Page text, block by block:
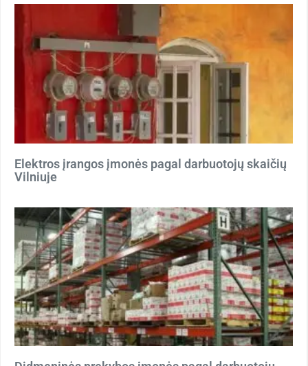
Elektros įrangos įmonės pagal darbuotojų skaičių
Vilniuje